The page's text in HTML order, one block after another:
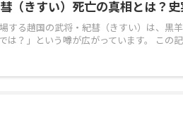
（きすい）死亡の真相とは？
する趙国の武将・紀彗（きすい）は、
は？」という噂が広がっています。 この